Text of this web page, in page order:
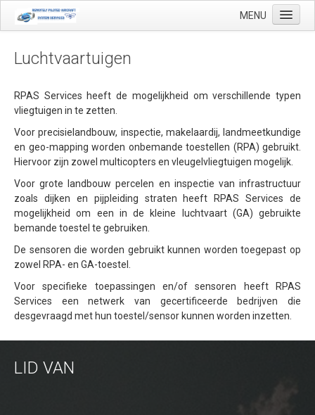
MENU
Start
Toepassingen
Precisielandbouw
Landmeetkundige en geo-mapping
Luchthaven inspecties
Makelaardij
Tank inspectie
Industriële inspectie
Inspectie infrastructuur
Inspectie hoogspanningsmasten
Luchtvaartuigen
RPAS Services heeft de mogelijkheid om verschillende typen
vliegtuigen in te zetten.
Voor precisielandbouw, inspectie, makelaardij, landmeetkundige
en geo-mapping worden onbemande toestellen (RPA) gebruikt.
Hiervoor zijn zowel multicopters en vleugelvliegtuigen mogelijk.
Voor grote landbouw percelen en inspectie van infrastructuur
zoals dijken en pijpleiding straten heeft RPAS Services de
mogelijkheid om een in de kleine luchtvaart (GA) gebruikte
bemande toestel te gebruiken.
De sensoren die worden gebruikt kunnen worden toegepast op
zowel RPA- en GA-toestel.
Voor specifieke toepassingen en/of sensoren heeft RPAS
Services een netwerk van gecertificeerde bedrijven die
desgevraagd met hun toestel/sensor kunnen worden inzetten.
LID VAN